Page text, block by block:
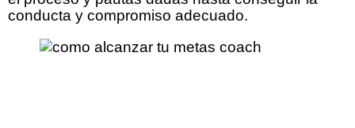
conducta y compromiso adecuado.